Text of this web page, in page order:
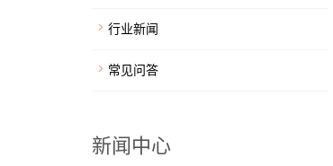
行业新闻
常见问答
新闻中心